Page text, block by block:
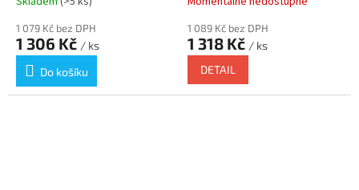
1 079 Kč bez DPH
1 306 Kč / ks
Do košíku
1 089 Kč bez DPH
1 318 Kč / ks
DETAIL